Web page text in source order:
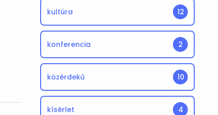
kultúra 12
konferencia 2
közérdekű 10
kísérlet 4